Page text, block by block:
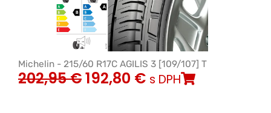
Michelin - 215/60 R17C AGILIS 3 [109/107] T
202,95€192,80 € s DPH